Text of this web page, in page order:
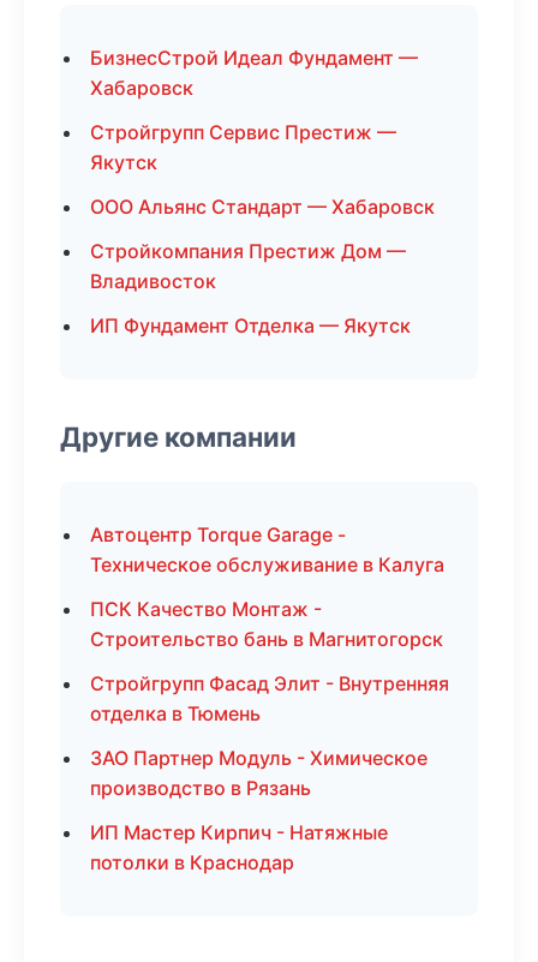
БизнесСтрой Идеал Фундамент —
Хабаровск
Стройгрупп Сервис Престиж —
Якутск
ООО Альянс Стандарт — Хабаровск
Стройкомпания Престиж Дом —
Владивосток
ИП Фундамент Отделка — Якутск
Другие компании
Автоцентр Torque Garage -
Техническое обслуживание в Калуга
ПСК Качество Монтаж -
Строительство бань в Магнитогорск
Стройгрупп Фасад Элит - Внутренняя
отделка в Тюмень
ЗАО Партнер Модуль - Химическое
производство в Рязань
ИП Мастер Кирпич - Натяжные
потолки в Краснодар